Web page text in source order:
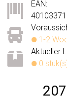
1-2
Aktueller
0
EAN: